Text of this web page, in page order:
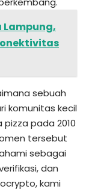
Lampung,
sebuah
komunitas kecil
pada 2010
tersebut
sebagai
dan
, kami